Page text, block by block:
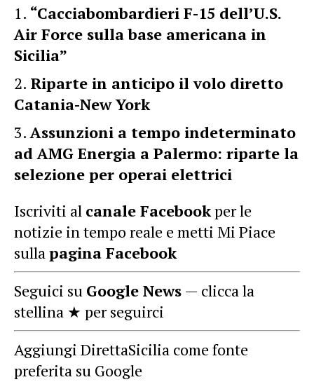
“Cacciabombardieri F-15 dell’U.S.
Air Force sulla base americana in
Sicilia”
Riparte in anticipo il volo diretto
Catania-New York
Assunzioni a tempo indeterminato
ad AMG Energia a Palermo: riparte la
selezione per operai elettrici
Iscriviti al canale Facebookper le
notizie in tempo reale e metti Mi Piace
sullapagina Facebook
Seguici su Google News — clicca la
stellina ★ per seguirci
Aggiungi DirettaSicilia come fonte
preferita su Google